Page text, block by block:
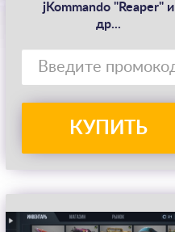
jKommando "Reaper" и
др...
КУПИТЬ